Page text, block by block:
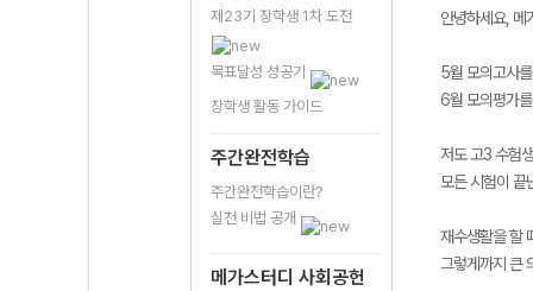
제23기 장학생 1차 도전
목표달성 성공기
장학생 활동 가이드
주간완전학습
주간완전학습이란?
실천 비법 공개
메가스터디 사회공헌
안녕하세요, 메
5월 모의고사
6월 모의평가
저도 고3 수험
모든 시험이 끝
재수생활을 할
그렇게까지 큰